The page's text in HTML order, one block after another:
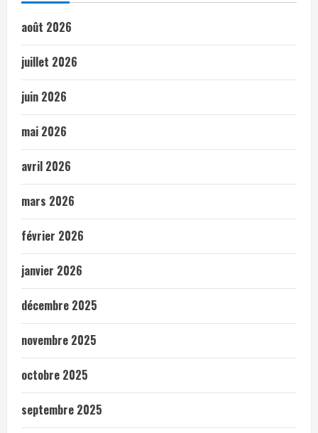
août 2026
juillet 2026
juin 2026
mai 2026
avril 2026
mars 2026
février 2026
janvier 2026
décembre 2025
novembre 2025
octobre 2025
septembre 2025